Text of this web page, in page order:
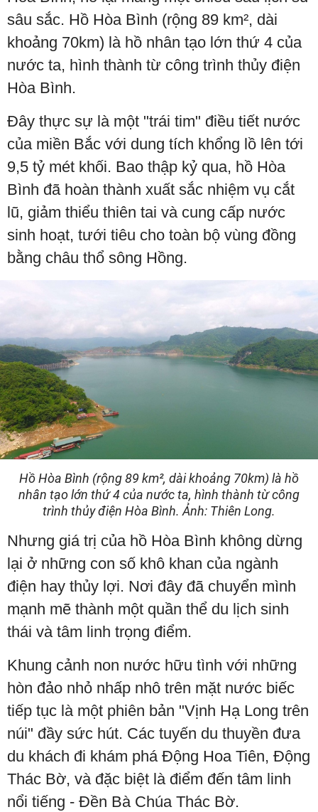
sâu sắc. Hồ Hòa Bình (rộng 89 km², dài
khoảng 70km) là hồ nhân tạo lớn thứ 4 của
nước ta, hình thành từ công trình thủy điện
Hòa Bình.
Đây thực sự là một "trái tim" điều tiết nước
của miền Bắc với dung tích khổng lồ lên tới
9,5 tỷ mét khối. Bao thập kỷ qua, hồ Hòa
Bình đã hoàn thành xuất sắc nhiệm vụ cắt
lũ, giảm thiểu thiên tai và cung cấp nước
sinh hoạt, tưới tiêu cho toàn bộ vùng đồng
bằng châu thổ sông Hồng.
Hồ Hòa Bình (rộng 89 km², dài khoảng 70km) là hồ
nhân tạo lớn thứ 4 của nước ta, hình thành từ công
trình thủy điện Hòa Bình. Ảnh: Thiên Long.
Nhưng giá trị của hồ Hòa Bình không dừng
lại ở những con số khô khan của ngành
điện hay thủy lợi. Nơi đây đã chuyển mình
mạnh mẽ thành một quần thể du lịch sinh
thái và tâm linh trọng điểm.
Khung cảnh non nước hữu tình với những
hòn đảo nhỏ nhấp nhô trên mặt nước biếc
tiếp tục là một phiên bản "Vịnh Hạ Long trên
núi" đầy sức hút. Các tuyến du thuyền đưa
du khách đi khám phá Động Hoa Tiên, Động
Thác Bờ, và đặc biệt là điểm đến tâm linh
nổi tiếng - Đền Bà Chúa Thác Bờ.